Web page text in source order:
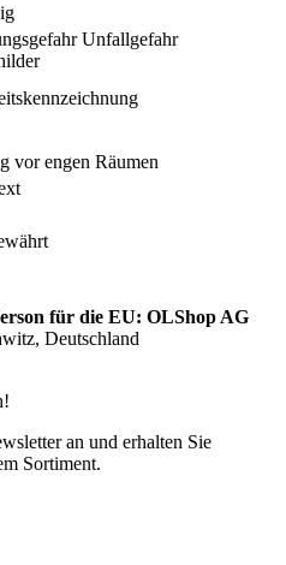
Unfallgefahr
vor engen Räumen
für die EU: OLShop AG
Deutschland
an und erhalten Sie
Sortiment.